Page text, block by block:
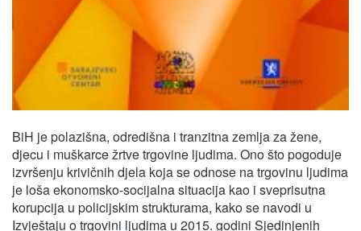
BiH je polazišna, odredišna i tranzitna zemlja za žene,
djecu i muškarce žrtve trgovine ljudima. Ono što pogoduje
izvršenju krivičnih djela koja se odnose na trgovinu ljudima
je loša ekonomsko-socijalna situacija kao i sveprisutna
korupcija u policijskim strukturama, kako se navodi u
Izvještaju o trgovini ljudima u 2015. godini Sjedinjenih